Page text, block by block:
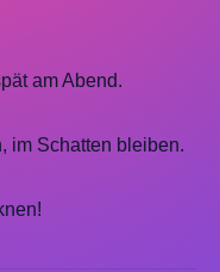
am Abend.
im Schatten bleiben.